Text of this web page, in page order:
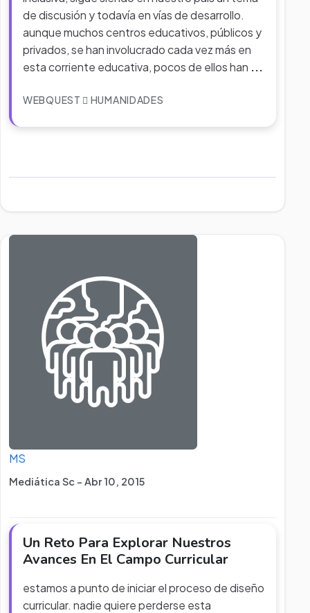
de discusión y todavía en vías de desarrollo.
aunque muchos centros educativos, públicos y
privados, se han involucrado cada vez más en
esta corriente educativa, pocos de ellos han ...
WEBQUEST HUMANIDADES
MS
Mediática Sc - Abr 10, 2015
Un Reto Para Explorar Nuestros
Avances En El Campo Curricular
estamos a punto de iniciar el proceso de diseño
curricular. nadie quiere perderse esta